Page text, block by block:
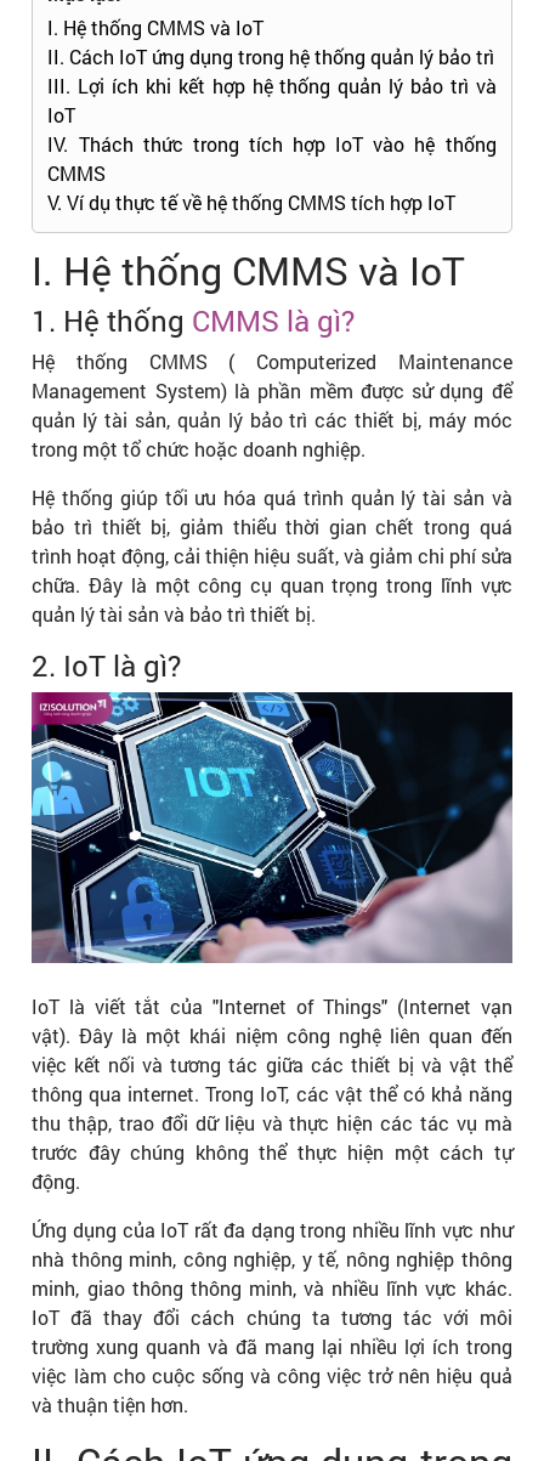
I. Hệ thống CMMS và IoT
II. Cách IoT ứng dụng trong hệ thống quản lý bảo trì
III. Lợi ích khi kết hợp hệ thống quản lý bảo trì và
IoT
IV. Thách thức trong tích hợp IoT vào hệ thống
CMMS
V. Ví dụ thực tế về hệ thống CMMS tích hợp IoT
I. Hệ thống CMMS và IoT
1. Hệ thống CMMS là gì?
Hệ thống CMMS ( Computerized Maintenance
Management System) là phần mềm được sử dụng để
quản lý tài sản, quản lý bảo trì các thiết bị, máy móc
trong một tổ chức hoặc doanh nghiệp.
Hệ thống giúp tối ưu hóa quá trình quản lý tài sản và
bảo trì thiết bị, giảm thiểu thời gian chết trong quá
trình hoạt động, cải thiện hiệu suất, và giảm chi phí sửa
chữa. Đây là một công cụ quan trọng trong lĩnh vực
quản lý tài sản và bảo trì thiết bị.
2. IoT là gì?
IoT là viết tắt của "Internet of Things" (Internet vạn
vật). Đây là một khái niệm công nghệ liên quan đến
việc kết nối và tương tác giữa các thiết bị và vật thể
thông qua internet. Trong IoT, các vật thể có khả năng
thu thập, trao đổi dữ liệu và thực hiện các tác vụ mà
trước đây chúng không thể thực hiện một cách tự
động.
Ứng dụng của IoT rất đa dạng trong nhiều lĩnh vực như
nhà thông minh, công nghiệp, y tế, nông nghiệp thông
minh, giao thông thông minh, và nhiều lĩnh vực khác.
IoT đã thay đổi cách chúng ta tương tác với môi
trường xung quanh và đã mang lại nhiều lợi ích trong
việc làm cho cuộc sống và công việc trở nên hiệu quả
và thuận tiện hơn.